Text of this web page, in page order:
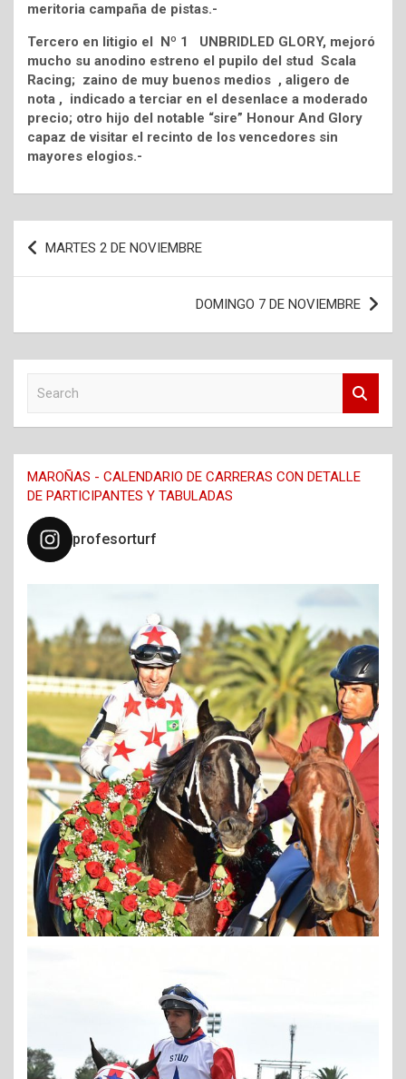
meritoria campaña de pistas.-
Tercero en litigio el Nº 1 UNBRIDLED GLORY, mejoró
mucho su anodino estreno el pupilo del stud Scala
Racing; zaino de muy buenos medios , aligero de
nota , indicado a terciar en el desenlace a moderado
precio; otro hijo del notable “sire” Honour And Glory
capaz de visitar el recinto de los vencedores sin
mayores elogios.-
Navegación
de
MARTES 2 DE NOVIEMBRE
DOMINGO 7 DE NOVIEMBRE
c
h
MAROÑAS - CALENDARIO DE CARRERAS CON DETALLE
DE PARTICIPANTES Y TABULADAS
profesorturf